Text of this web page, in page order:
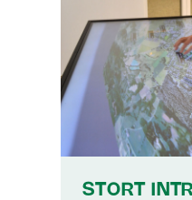
STORT